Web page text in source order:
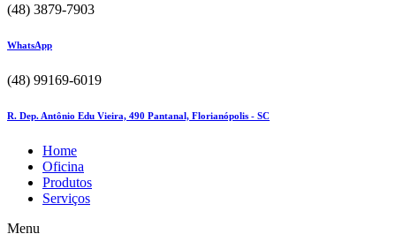
(48) 3879-7903
WhatsApp
(48) 99169-6019
R. Dep. Antônio Edu Vieira, 490 Pantanal, Florianópolis - SC
Home
Oficina
Produtos
Serviços
Menu